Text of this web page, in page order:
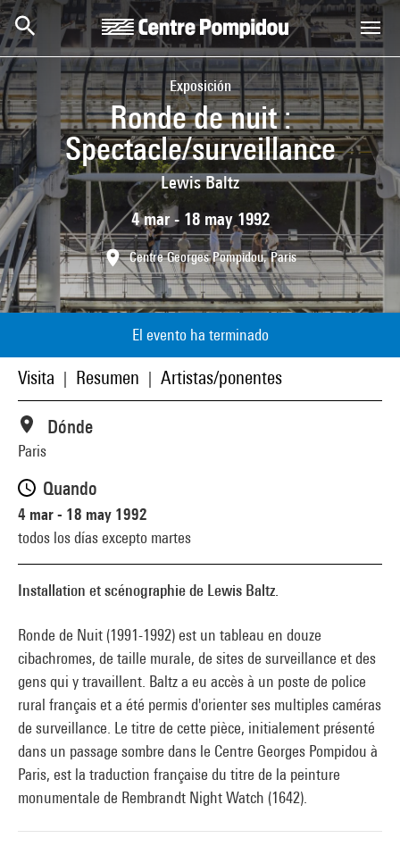
Skip to main content
Centre Pompidou
Exposición
Ronde de nuit :
Spectacle/surveillance
Lewis Baltz
4 mar - 18 may 1992
Centre Georges Pompidou, Paris
El evento ha terminado
Visita Resumen Artistas/ponentes
Installation et scénographie de Lewis Baltz.
Ronde de Nuit (1991-1992) est un tableau en douze
cibachromes, de taille murale, de sites de surveillance et des
gens qui y travaillent. Baltz a eu accès à un poste de police
rural français et a été permis d'orienter ses multiples caméras
de surveillance. Le titre de cette pièce, initialement présenté
dans un passage sombre dans le Centre Georges Pompidou à
Paris, est la traduction française du titre de la peinture
monumentale de Rembrandt Night Watch (1642).
Dónde
Paris
Quando
4 mar - 18 may 1992
todos los días excepto martes